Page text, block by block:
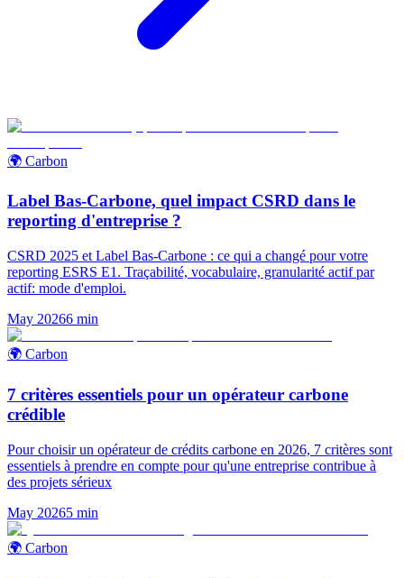
🌍 Carbon
Label Bas-Carbone, quel impact CSRD dans le
reporting d'entreprise ?
CSRD 2025 et Label Bas-Carbone : ce qui a changé pour votre
reporting ESRS E1. Traçabilité, vocabulaire, granularité actif par
actif: mode d'emploi.
May 20266 min
🌍 Carbon
7 critères essentiels pour un opérateur carbone
crédible
Pour choisir un opérateur de crédits carbone en 2026, 7 critères sont
essentiels à prendre en compte pour qu'une entreprise contribue à
des projets sérieux
May 20265 min
🌍 Carbon